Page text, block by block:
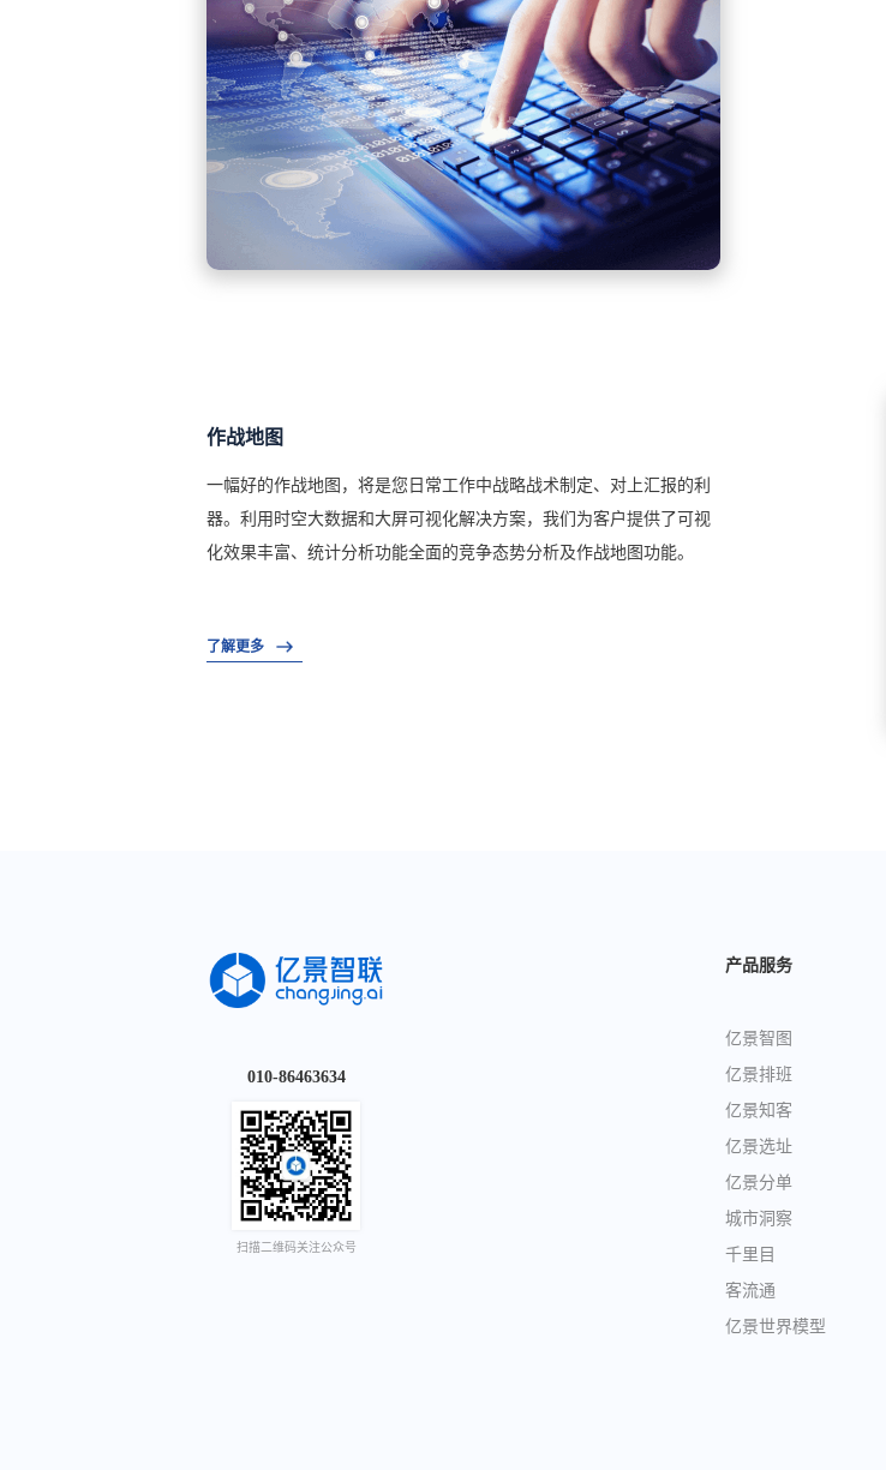
作战地图
一幅好的作战地图，将是您日常工作中战略战术制定、对上汇报的利
器。利用时空大数据和大屏可视化解决方案，我们为客户提供了可视
化效果丰富、统计分析功能全面的竞争态势分析及作战地图功能。
了解更多
010-86463634
扫描二维码关注公众号
产品服务
亿景智图
亿景排班
亿景知客
亿景选址
亿景分单
城市洞察
千里目
客流通
亿景世界模型